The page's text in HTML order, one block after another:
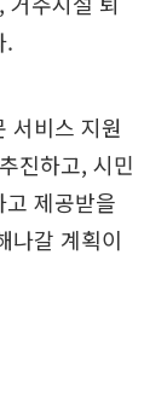
.
서비스 지원
진하고, 시민
제공받을
나갈 계획이